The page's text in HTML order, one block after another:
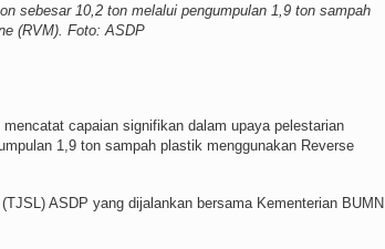
sebesar 10,2 ton melalui pengumpulan 1,9 ton sampah
(RVM). Foto: ASDP
capaian signifikan dalam upaya pelestarian
1,9 ton sampah plastik menggunakan Reverse
ASDP yang dijalankan bersama Kementerian BUMN